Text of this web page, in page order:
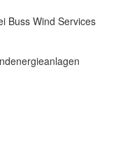
Buss Wind Services